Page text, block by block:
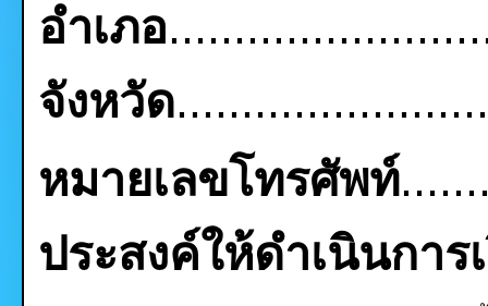
อำเภอ
จังหวัด
หมายเลขโทรศัพท์
ประสงค์ให้ดำเนินการ